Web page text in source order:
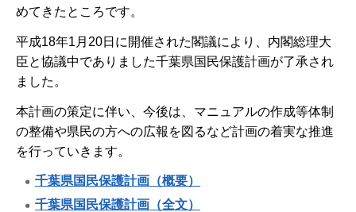
めてきたところです。
平成18年1月20日に開催された閣議により、内閣総理大
臣と協議中でありました千葉県国民保護計画が了承され
ました。
本計画の策定に伴い、今後は、マニュアルの作成等体制
の整備や県民の方への広報を図るなど計画の着実な推進
を行っていきます。
千葉県国民保護計画（概要）
千葉県国民保護計画（全文）